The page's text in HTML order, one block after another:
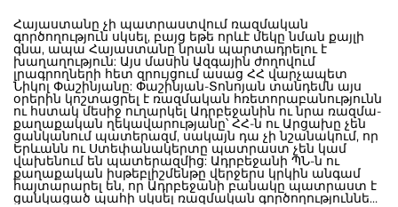
Հայաստանը չի պատրաստվում ռազմական
գործողություն սկսել, բայց եթե որևէ մեկը նման քայլի
գնա, ապա Հայաստանը նրան պարտադրելու է
խաղաղություն: Այս մասին Ազգային ժողովում
լրագրողների հետ զրույցում ասաց ՀՀ վարչապետ
Նիկոլ Փաշինյանը: Փաշինյան-Տոնոյան տանդեմն այս
օրերին կոշտացրել է ռազմական հռետորաբանությունն
ու հստակ մեսիջ ուղարկել Ադրբեջանին ու նրա ռազմա-
քաղաքական ղեկավարությանը՝ ՀՀ-ն ու Արցախը չեն
ցանկանում պատերազմ, սակայն դա չի նշանակում, որ
Երևանն ու Ստեփանակերտը պատրաստ չեն կամ
վախենում են պատերազմից: Ադրբեջանի ՊՆ-ն ու
քաղաքական իսթեբլիշմենթը վերջերս կրկին անգամ
հայտարարել են, որ Ադրբեջանի բանակը պատրաստ է
ցանկացած պահի սկսել ռազմական գործողություններ